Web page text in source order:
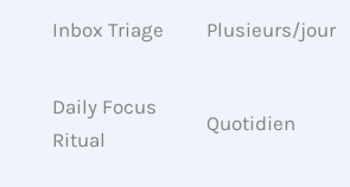
Inbox Triage Plusieurs/jour
Daily Focus
Ritual
Quotidien